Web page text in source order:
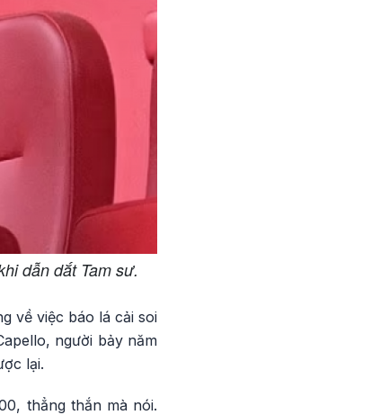
dẫn dắt Tam sư.
về việc báo lá cải soi
người bảy năm
lại.
thẳng thắn mà nói.